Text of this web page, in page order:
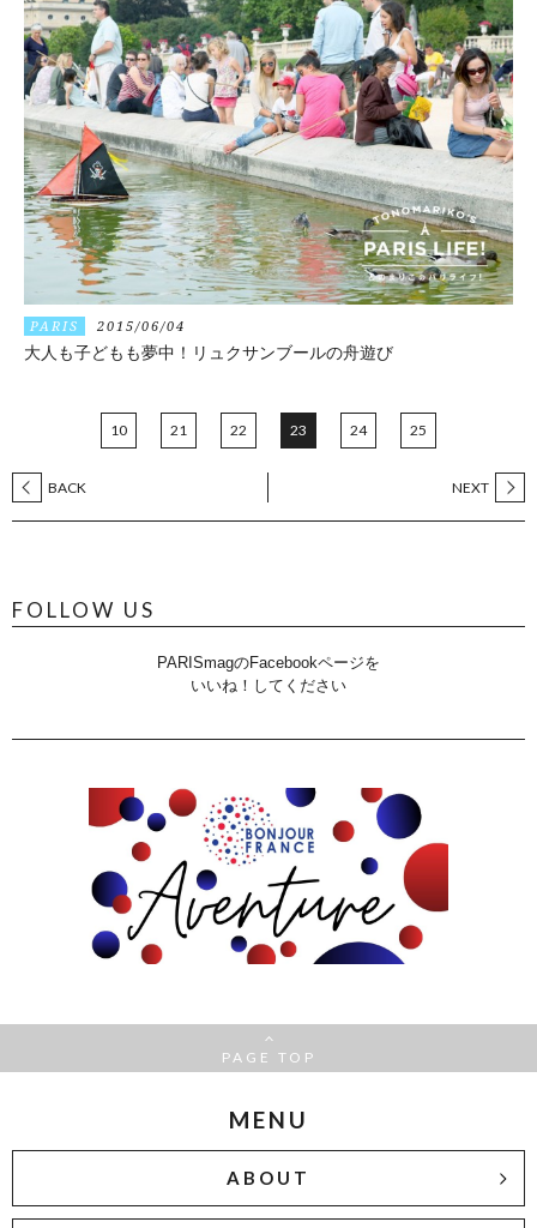
PARIS 2015/06/04
大人も子どもも夢中！リュクサンブールの舟遊び
BACK
10 21 22 23 24 25
NEXT
FOLLOW US
PARISmagのFacebookページを
いいね！してください
PAGE TOP
MENU
ABOUT